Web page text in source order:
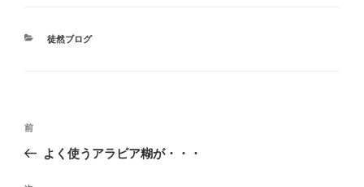
カ
徒然ブログ
投
前
の
前
よく使うアラビア糊が・・・